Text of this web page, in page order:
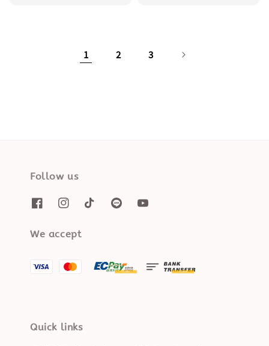
1 2 3
Follow us
We accept
Quick links